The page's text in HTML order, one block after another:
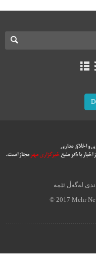
لەگەڵ ئێمە
© 2017 Mehr